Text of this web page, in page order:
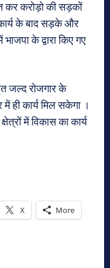
कर करोड़ो की सड़कों
के बाद सड़के और
के द्वारा किए गए
जल्द रोजगार के
कार्य मिल सकेगा ।
में विकास का कार्य
X More